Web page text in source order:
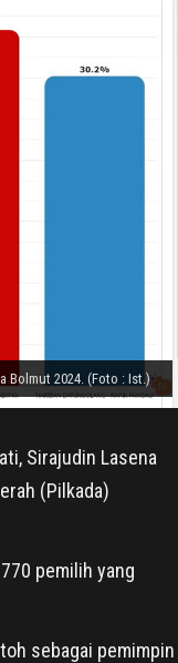
Bolmut 2024. (Foto : Ist.)
Sirajudin Lasena
(Pilkada)
pemilih yang
sebagai pemimpin